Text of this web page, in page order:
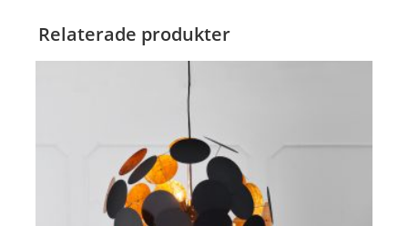
Relaterade produkter